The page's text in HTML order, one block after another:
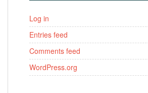
Log in
Entries feed
Comments feed
WordPress.org